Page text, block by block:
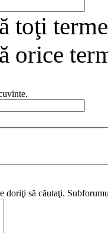
toţi
orice
doriţi să căutaţi.